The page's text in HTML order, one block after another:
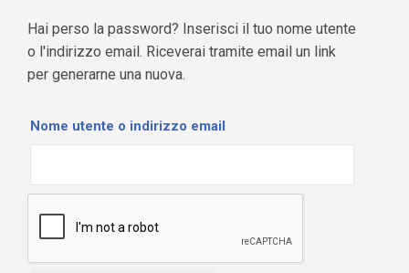
Hai perso la password? Inserisci il tuo nome utente
o l'indirizzo email. Riceverai tramite email un link
per generarne una nuova.
Nome utente o indirizzo email